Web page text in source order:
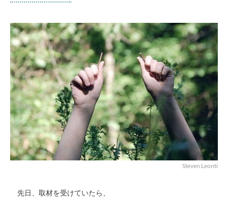
Steven Leonti
先日、取材を受けていたら、